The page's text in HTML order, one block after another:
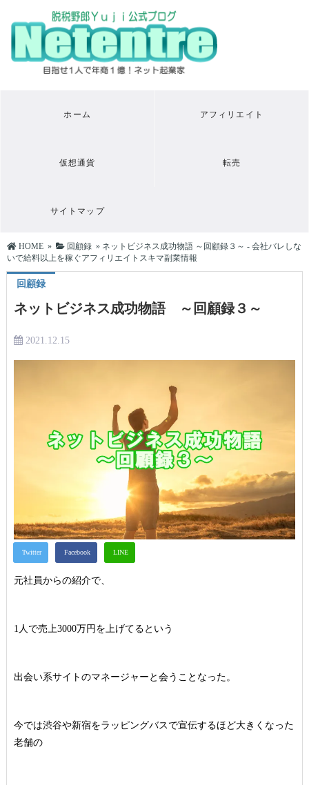
ホーム アフィリエイト
仮想通貨 転売
サイトマップ
HOME » 回顧録 » ネットビジネス成功物語 ～回顧録３～ - 会社バレしな
いで給料以上を稼ぐアフィリエイトスキマ副業情報
回顧録
ネットビジネス成功物語 ～回顧録３～
2021.12.15
元社員からの紹介で、
1人で売上3000万円を上げてるという
出会い系サイトのマネージャーと会うことなった。
今では渋谷や新宿をラッピングバスで宣伝するほど大きくなった
老舗の